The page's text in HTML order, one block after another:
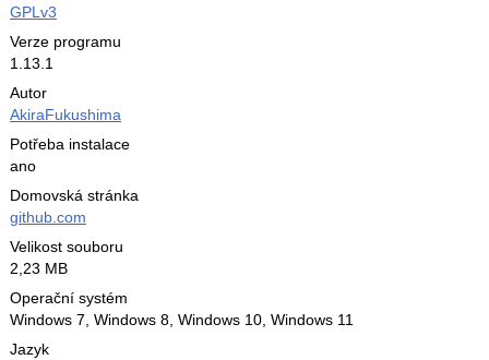
GPLv3
Verze programu
1.13.1
Autor
AkiraFukushima
Potřeba instalace
ano
Domovská stránka
github.com
Velikost souboru
2,23 MB
Operační systém
Windows 7, Windows 8, Windows 10, Windows 11
Jazyk